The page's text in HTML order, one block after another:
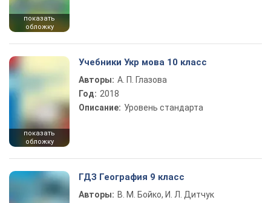
показать
обложку
показать
обложку
Учебники Укр мова 10 класс
Авторы: А. П. Глазова
Год: 2018
Описание: Уровень стандарта
ГДЗ География 9 класс
Авторы: В. М. Бойко, И. Л. Дитчук